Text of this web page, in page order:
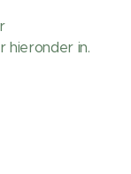
hieronder in.